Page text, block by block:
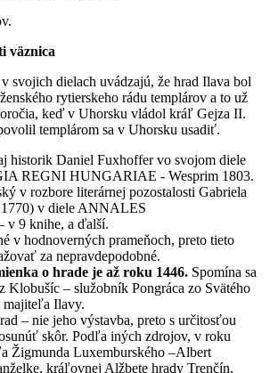
väznica
svojich dielach uvádzajú, že hrad Ilava bol
rytierskeho rádu templárov a to už
keď v Uhorsku vládol kráľ Gejza II.
templárom sa v Uhorsku usadiť.
historik Daniel Fuxhoffer vo svojom diele
REGNI HUNGARIAE - Wesprim 1803.
v rozbore literárnej pozostalosti Gabriela
v diele ANNALES
9 knihe, a ďalší.
v hodnoverných prameňoch, preto tieto
za nepravdepodobné.
o hrade je až roku 1446. Spomína sa
Klobušíc – služobník Pongráca zo Svätého
majiteľa Ilavy.
– nie jeho výstavba, preto s určitosťou
skôr. Podľa iných zdrojov, v roku
Žigmunda Luxemburského –Albert
kráľovnej Alžbete hrady Trenčín,